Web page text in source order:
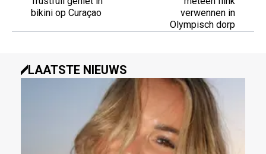
bikini op Curaçao
verwennen in
Olympisch dorp
LAATSTE NIEUWS